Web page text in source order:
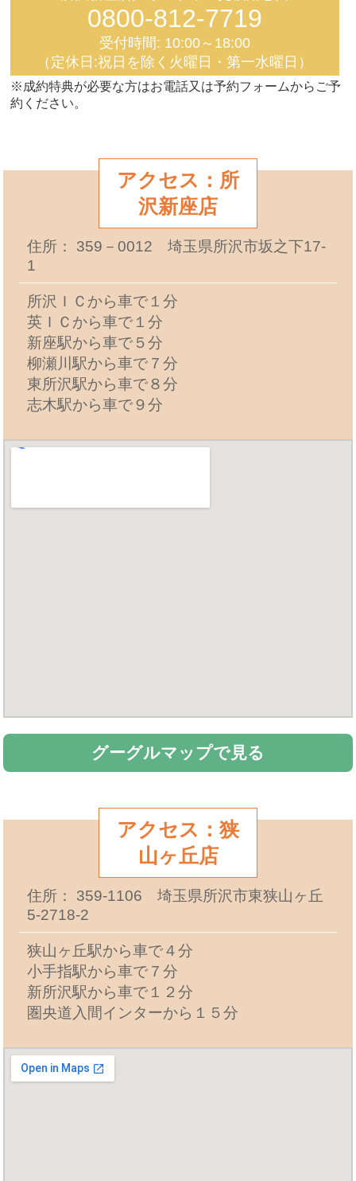
0800-812-7719
受付時間: 10:00～18:00
（定休日:祝日を除く火曜日・第一水曜日）
※成約特典が必要な方はお電話又は予約フォームからご予
約ください。
アクセス：所
沢新座店
住所： 359－0012 埼玉県所沢市坂之下17-
1
所沢ＩＣから車で１分
英ＩＣから車で１分
新座駅から車で５分
柳瀬川駅から車で７分
東所沢駅から車で８分
志木駅から車で９分
グーグルマップで見る
アクセス：狭
山ヶ丘店
住所： 359-1106 埼玉県所沢市東狭山ヶ丘
5-2718-2
狭山ヶ丘駅から車で４分
小手指駅から車で７分
新所沢駅から車で１２分
圏央道入間インターから１５分